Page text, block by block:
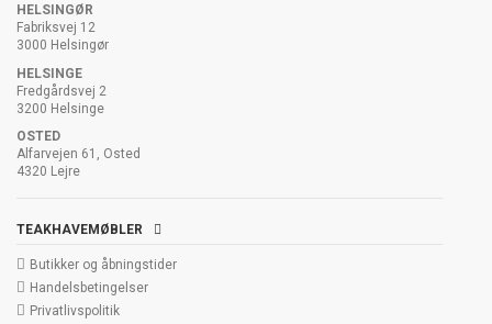
HELSINGØR
Fabriksvej 12
3000 Helsingør
HELSINGE
Fredgårdsvej 2
3200 Helsinge
OSTED
Alfarvejen 61, Osted
4320 Lejre
TEAKHAVEMØBLER
Butikker og åbningstider
Handelsbetingelser
Privatlivspolitik